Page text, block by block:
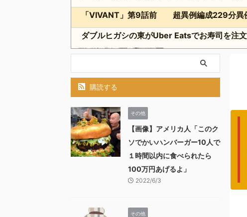
購読する
その他
【画像】アメリカ人「このク
ソでかいハンバーガー10人で
１時間以内に食べられたら
100万円あげるよ」
2022/6/3
その他